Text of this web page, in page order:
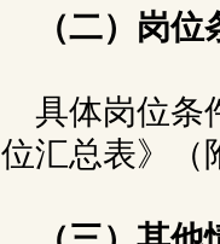
（二）岗位
具体岗位条
位汇总表》（